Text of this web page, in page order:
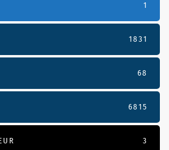
1
1831
68
6815
3